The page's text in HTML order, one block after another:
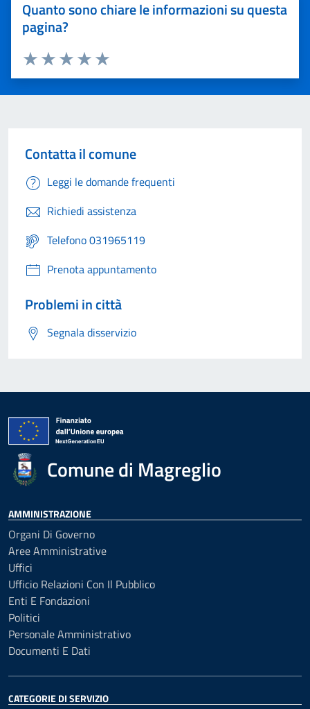
Quanto sono chiare le informazioni su questa
pagina?
Valuta 5 stelle su 5
Valuta 4 stelle su 5
Valuta 3 stelle su 5
Valuta 2 stelle su 5
Valuta 1 stelle su 5
Contatta il comune
Leggi le domande frequenti
Richiedi assistenza
Telefono 031965119
Prenota appuntamento
Problemi in città
Segnala disservizio
Comune di Magreglio
AMMINISTRAZIONE
Organi Di Governo
Aree Amministrative
Uffici
Ufficio Relazioni Con Il Pubblico
Enti E Fondazioni
Politici
Personale Amministrativo
Documenti E Dati
CATEGORIE DI SERVIZIO